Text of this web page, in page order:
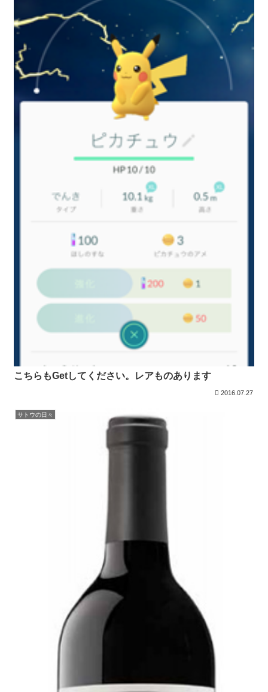
こちらもGetしてください。レアものあります
2016.07.27
サトウの日々